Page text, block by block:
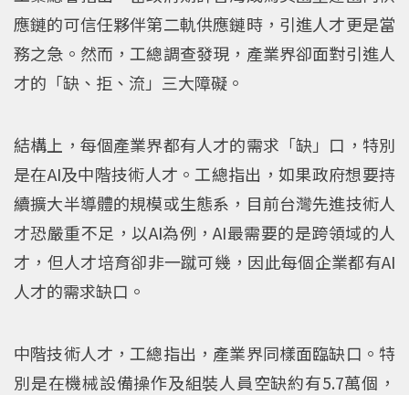
應鏈的可信任夥伴第二軌供應鏈時，引進人才更是當
務之急。然而，工總調查發現，產業界卻面對引進人
才的「缺、拒、流」三大障礙。
結構上，每個產業界都有人才的需求「缺」口，特別
是在AI及中階技術人才。工總指出，如果政府想要持
續擴大半導體的規模或生態系，目前台灣先進技術人
才恐嚴重不足，以AI為例，AI最需要的是跨領域的人
才，但人才培育卻非一蹴可幾，因此每個企業都有AI
人才的需求缺口。
中階技術人才，工總指出，產業界同樣面臨缺口。特
別是在機械設備操作及組裝人員空缺約有5.7萬個，